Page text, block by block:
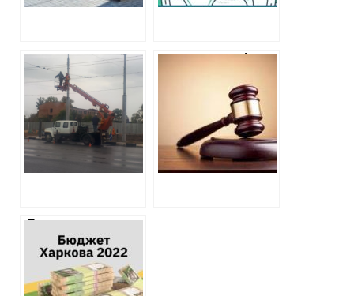
мільйонів
Справа про
банкрутство
Міськелектротранссервіс:
Харківобленерго
заявило про борг
в 407 мільйонів
Жилкомсервіс,
зоопарк та
міськелектротранссервіс:
розпочата
процедура
банкрутства
Льодова арена,
новий центр у
парку на ХТЗ та
паркінги у
районах міста: що